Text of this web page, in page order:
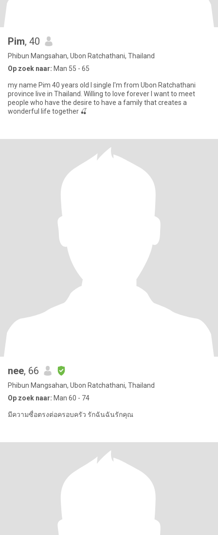
Pim, 40
Phibun Mangsahan, Ubon Ratchathani, Thailand
Op zoek naar: Man 55 - 65
my name Pim 40 years old I single I'm from Ubon Ratchathani
province live in Thailand. Willing to love forever I want to meet
people who have the desire to have a family that creates a
wonderful life together 🍒
nee, 66
Phibun Mangsahan, Ubon Ratchathani, Thailand
Op zoek naar: Man 60 - 74
มีความซื่อตรงต่อครอบครัว รักฉันฉันรักคุณ